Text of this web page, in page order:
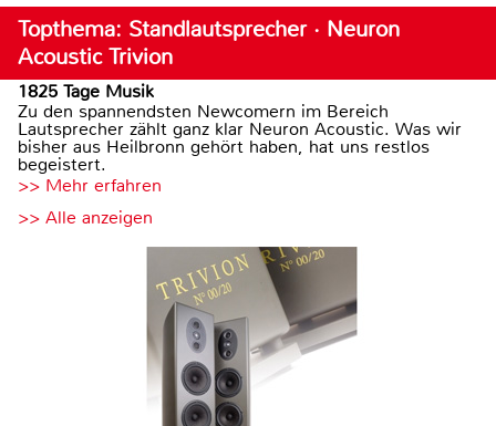
Topthema: Standlautsprecher · Neuron
Acoustic Trivion
1825 Tage Musik
Zu den spannendsten Newcomern im Bereich
Lautsprecher zählt ganz klar Neuron Acoustic. Was wir
bisher aus Heilbronn gehört haben, hat uns restlos
begeistert.
>> Mehr erfahren
>> Alle anzeigen